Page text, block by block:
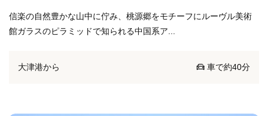
信楽の自然豊かな山中に佇み、桃源郷をモチーフにルーヴル美術
館ガラスのピラミッドで知られる中国系ア...
大津港から 車で約40分